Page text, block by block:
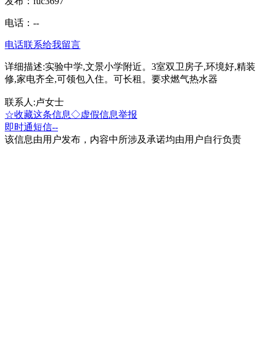
电话： --
电话联系给我留言
详细描述:实验中学,文景小学附近。3室双卫房子,环境好,精装
修,家电齐全,可领包入住。可长租。要求燃气热水器
联系人:卢女士
☆收藏这条信息◇虚假信息举报
即时通短信--
该信息由用户发布，内容中所涉及承诺均由用户自行负责